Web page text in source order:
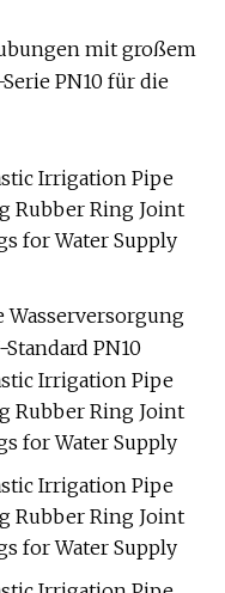
mit großem
PN10 für die
Wasserversorgung
PN10